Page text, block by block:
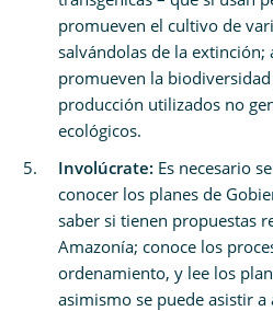
promueven el cultivo de
salvándolas de la extinción;
promueven la
producción utilizados no
ecológicos.
Involúcrate: Es necesario
conocer los planes de
saber si tienen propuestas
Amazonía; conoce los
ordenamiento, y lee los
asimismo se puede asistir